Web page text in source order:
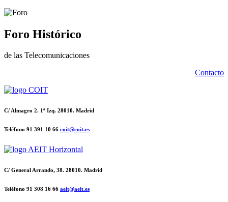
Foro Histórico
de las Telecomunicaciones
Contacto
C/ Almagro 2. 1º Izq. 28010. Madrid
Teléfono 91 391 10 66 coit@coit.es
C/ General Arrando, 38. 28010. Madrid
Teléfono 91 308 16 66 aeit@aeit.es